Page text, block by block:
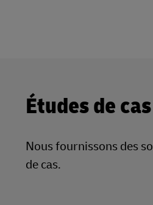
Études de
Nous fournissons des
de cas.